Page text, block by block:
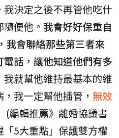
決定之後不再管他吃什
便他。 我會好好保重自
，我會聯絡那些第三者來
話，讓他知道他們有多
就幫他維持最基本的維
我一定幫他插管， 無效
(編輯推薦》離婚協議書
5大重點」保護雙方權